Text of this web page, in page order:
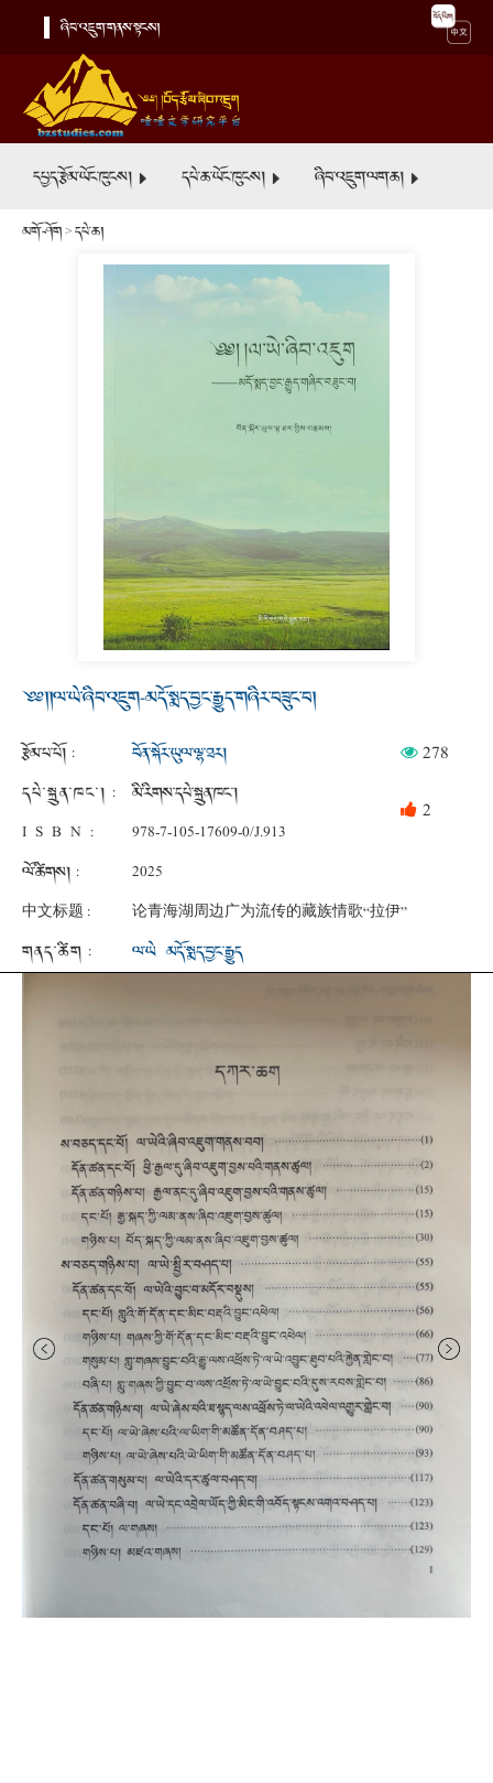
ཞིབ་འཇུག་གནས་སྟངས།
དཔྱད་རྩོམ་ཡོང་ཁུངས། དཔེ་ཆ་ཡོང་ཁུངས། ཞིབ་འཇུག་ལག་ཆ།
མགོ་ཤོག>དཔེ་ཆ།
༄༅།།ལ་ཡེ་ཞིབ་འཇུག-མདོ་སྨད་བྱང་རྒྱུད་གཞིར་བཟུང་བ།
278
2
རྩོམ་པ་པོ། :
བོན་སྐོར་ཡུལ་ལྷ་ཐར།
དཔེ་སྐྲུན་ཁང་། :
མི་རིགས་དཔེ་སྐྲུན་ཁང་།
ISBN:
978-7-105-17609-0/J.913
ལོ་ཚིགས། :
2025
中文标题 :
论青海湖周边广为流传的藏族情歌“拉伊”
གནད་ཚིག : ལ་ཡེ མདོ་སྨད་བྱང་རྒྱུད